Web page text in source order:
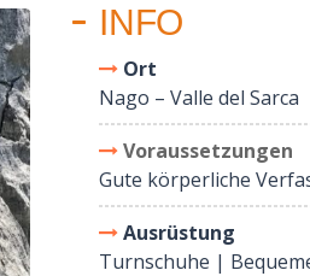
INFO
Ort
Nago – Valle del Sarca
Voraussetzungen
Gute körperliche
Ausrüstung
Turnschuhe |